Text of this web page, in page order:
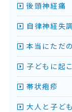
後頭神経痛
自律神経失
本当にただ
子どもに起
帯状疱疹
大人と子ど